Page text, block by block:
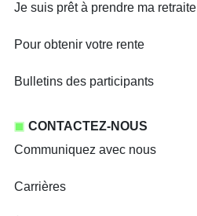
Je suis prêt à prendre ma retraite
Pour obtenir votre rente
Bulletins des participants
CONTACTEZ-NOUS
Communiquez avec nous
Carrières